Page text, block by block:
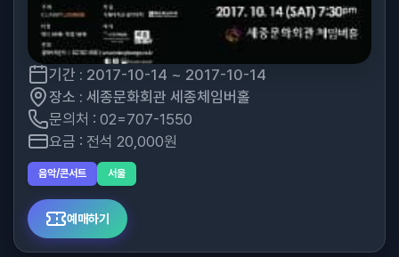
기간 : 2017-10-14 ~ 2017-10-14
장소 : 세종문화회관 세종체임버홀
문의처 : 02=707-1550
요금 : 전석 20,000원
음악/콘서트 서울
예매하기